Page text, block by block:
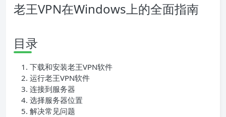
老王VPN在Windows上的全面指南
目录
下载和安装老王VPN软件
运行老王VPN软件
连接到服务器
选择服务器位置
解决常见问题